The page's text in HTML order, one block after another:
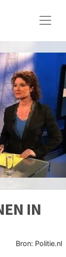
IN
Bron: Politie.nl